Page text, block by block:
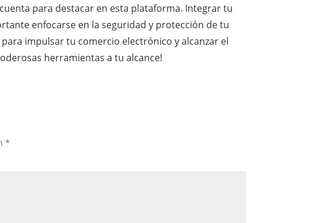
para destacar en esta plataforma. Integrar tu
enfocarse en la seguridad y protección de tu
impulsar tu comercio electrónico y alcanzar el
herramientas a tu alcance!
*